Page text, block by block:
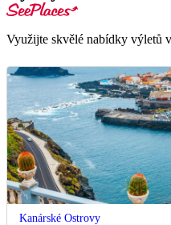
Využijte skvělé nabídky výletů
Kanárské Ostrovy